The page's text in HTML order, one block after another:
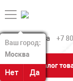
Ваш город:
Москва
Нет Да
Ваш город:
Москва
Нет Да
+7
Каталог